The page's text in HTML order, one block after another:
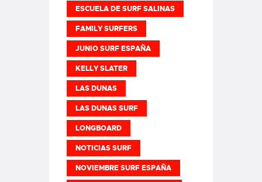
ESCUELA DE SURF SALINAS
FAMILY SURFERS
JUNIO SURF ESPAÑA
KELLY SLATER
LAS DUNAS
LAS DUNAS SURF
LONGBOARD
NOTICIAS SURF
NOVIEMBRE SURF ESPAÑA